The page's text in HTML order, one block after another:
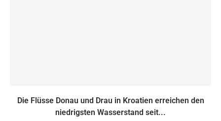
Die Flüsse Donau und Drau in Kroatien erreichen den
niedrigsten Wasserstand seit...